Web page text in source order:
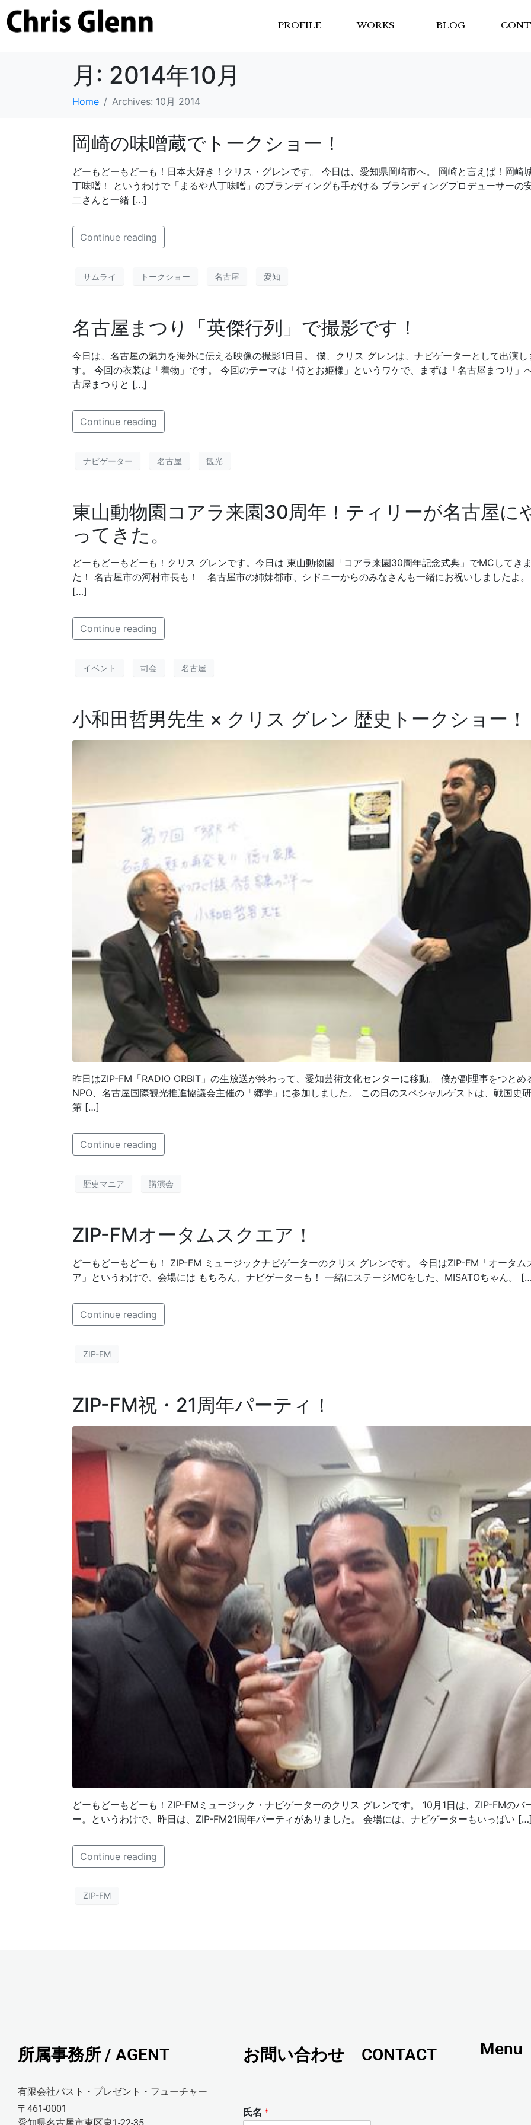
PROFILE WORKS BLOG
月: 2014年10月
Home Archives: 10月 2014
岡崎の味噌蔵でトークショー！
どーもどーもどーも！日本大好き！クリス・グレンです。 今日は、愛知県岡崎市へ。 岡崎と言えば！岡崎
丁味噌！ というわけで「まるや八丁味噌」のブランディングも手がける ブランディングプロデューサーの
二さんと一緒 […]
Continue reading
サムライ トークショー 名古屋 愛知
名古屋まつり「英傑行列」で撮影です！
今日は、名古屋の魅力を海外に伝える映像の撮影1日目。 僕、クリス グレンは、ナビゲーターとして出演し
す。 今回の衣装は「着物」です。 今回のテーマは「侍とお姫様」というワケで、まずは「名古屋まつり」
古屋まつりと […]
Continue reading
ナビゲーター 名古屋 観光
東山動物園コアラ来園30周年！ティリーが名古屋に
ってきた。
どーもどーもどーも！クリス グレンです。今日は 東山動物園「コアラ来園30周年記念式典」でMCしてき
た！ 名古屋市の河村市長も！ 名古屋市の姉妹都市、シドニーからのみなさんも一緒にお祝いしましたよ
[…]
Continue reading
イベント 司会 名古屋
小和田哲男先生 × クリス グレン 歴史トークショー！
昨日はZIP-FM「RADIO ORBIT」の生放送が終わって、愛知芸術文化センターに移動。 僕が副理事をつとめ
NPO、名古屋国際観光推進協議会主催の「郷学」に参加しました。 この日のスペシャルゲストは、戦国史
第 […]
Continue reading
歴史マニア 講演会
ZIP-FMオータムスクエア！
どーもどーもどーも！ ZIP-FM ミュージックナビゲーターのクリス グレンです。 今日はZIP-FM「オータム
ア」というわけで、会場には もちろん、ナビゲーターも！ 一緒にステージMCをした、MISATOちゃん。
Continue reading
ZIP-FM
ZIP-FM祝・21周年パーティ！
どーもどーもどーも！ZIP-FMミュージック・ナビゲーターのクリス グレンです。 10月1日は、ZIP-FMのバ
ー。というわけで、昨日は、ZIP-FM21周年パーティがありました。 会場には、ナビゲーターもいっぱい […]
Continue reading
ZIP-FM
所属事務所 / AGENT
有限会社パスト・プレゼント・フューチャー
〒461-0001
お問い合わせ CONTACT
氏名 *
Menu